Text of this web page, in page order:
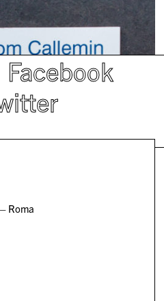
Facebook
Roma